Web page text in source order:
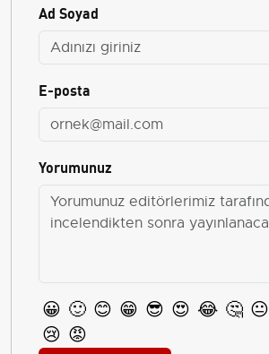
Ad Soyad
E-posta
Yorumunuz
😀 🙂 😊 😁 😎 😍 😂 🤔 😐
😢 😡